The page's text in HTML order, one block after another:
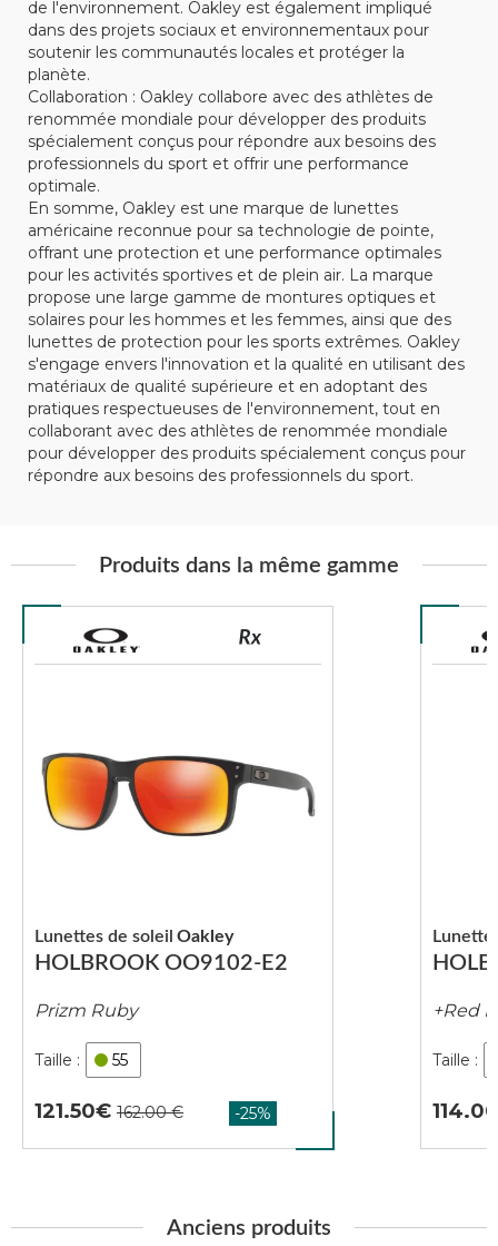
de l'environnement. Oakley est également impliqué
dans des projets sociaux et environnementaux pour
soutenir les communautés locales et protéger la
planète.
Collaboration : Oakley collabore avec des athlètes de
renommée mondiale pour développer des produits
spécialement conçus pour répondre aux besoins des
professionnels du sport et offrir une performance
optimale.
En somme, Oakley est une marque de lunettes
américaine reconnue pour sa technologie de pointe,
offrant une protection et une performance optimales
pour les activités sportives et de plein air. La marque
propose une large gamme de montures optiques et
solaires pour les hommes et les femmes, ainsi que des
lunettes de protection pour les sports extrêmes. Oakley
s'engage envers l'innovation et la qualité en utilisant des
matériaux de qualité supérieure et en adoptant des
pratiques respectueuses de l'environnement, tout en
collaborant avec des athlètes de renommée mondiale
pour développer des produits spécialement conçus pour
répondre aux besoins des professionnels du sport.
Produits dans la même gamme
HOLBROOK OO9102-E2
Lunettes de soleil Oakley
Prizm Ruby
55
121.50
+Red
Anciens produits